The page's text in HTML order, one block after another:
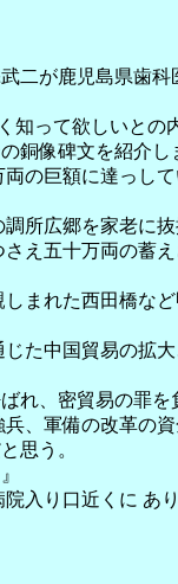
が鹿児島県歯科
って欲しいとの
銅像碑文を紹介し
巨額に達っし
所広郷を家老に抜
五十万両の蓄
まれた西田橋な
た中国貿易の拡
、密貿易の罪を
、軍備の改革の
思う。
入り口近くに あり